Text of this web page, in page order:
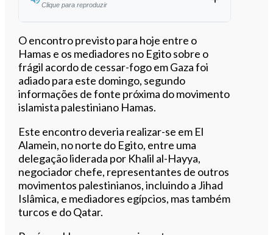
Clique para reproduzir
Ouvir este artigo
O encontro previsto para hoje entre o
Hamas e os mediadores no Egito sobre o
frágil acordo de cessar-fogo em Gaza foi
adiado para este domingo, segundo
informações de fonte próxima do movimento
islamista palestiniano Hamas.
Este encontro deveria realizar-se em El
Alamein, no norte do Egito, entre uma
delegação liderada por Khalil al-Hayya,
negociador chefe, representantes de outros
movimentos palestinianos, incluindo a Jihad
Islâmica, e mediadores egípcios, mas também
turcos e do Qatar.